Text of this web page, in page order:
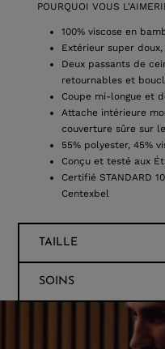
POURQUOI VOUS
100% viscose en
Extérieur super
Deux passants de
retournables et
Coupe mi-longue et
Attache intérieure
couverture sûre sur
55% polyester, 45%
Conçu et testé aux
Certifié STANDARD
Centexbel
TAILLE
SOINS